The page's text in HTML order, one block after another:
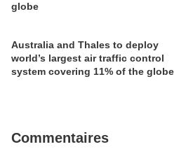
globe
Australia and Thales to deploy
world’s largest air traffic control
system covering 11% of the globe
Commentaires